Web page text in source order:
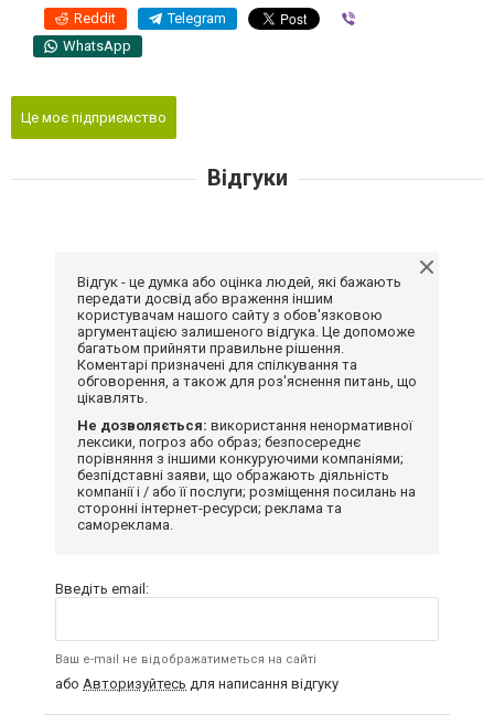
Reddit Telegram
WhatsApp
Це моє підприємство
Відгуки
Відгук - це думка або оцінка людей, які бажають
передати досвід або враження іншим
користувачам нашого сайту з обов'язковою
аргументацією залишеного відгука. Це допоможе
багатьом прийняти правильне рішення.
Коментарі призначені для спілкування та
обговорення, а також для роз'яснення питань, що
цікавлять.
Не дозволяється: використання ненормативної
лексики, погроз або образ; безпосереднє
порівняння з іншими конкуруючими компаніями;
безпідставні заяви, що ображають діяльність
компанії і / або її послуги; розміщення посилань на
сторонні інтернет-ресурси; реклама та
самореклама.
Введіть email:
Ваш e-mail не відображатиметься на сайті
або Авторизуйтесь для написання відгуку